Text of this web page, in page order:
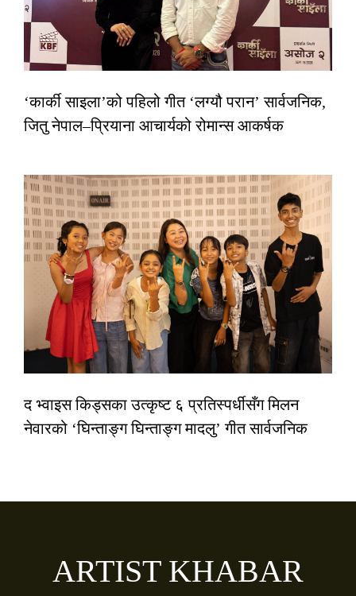
‘कार्की साइला’को पहिलो गीत ‘लग्यौ परान’ सार्वजनिक,
जितु नेपाल–प्रियाना आचार्यको रोमान्स आकर्षक
द भ्वाइस किड्सका उत्कृष्ट ६ प्रतिस्पर्धीसँग मिलन
नेवारको ‘घिन्ताङ्ग घिन्ताङ्ग मादलु’ गीत सार्वजनिक
ARTIST KHABAR